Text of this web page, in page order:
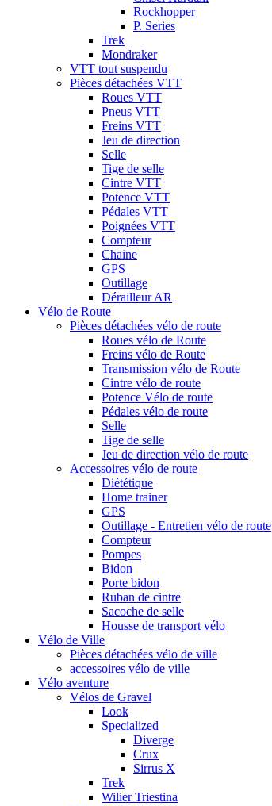
Rockhopper
P. Series
Trek
Mondraker
VTT tout suspendu
Pièces détachées VTT
Roues VTT
Pneus VTT
Freins VTT
Jeu de direction
Selle
Tige de selle
Cintre VTT
Potence VTT
Pédales VTT
Poignées VTT
Compteur
Chaine
GPS
Outillage
Dérailleur AR
Vélo de Route
Pièces détachées vélo de route
Roues vélo de Route
Freins vélo de Route
Transmission vélo de Route
Cintre vélo de route
Potence Vélo de route
Pédales vélo de route
Selle
Tige de selle
Jeu de direction vélo de route
Accessoires vélo de route
Diététique
Home trainer
GPS
Outillage - Entretien vélo de route
Compteur
Pompes
Bidon
Porte bidon
Ruban de cintre
Sacoche de selle
Housse de transport vélo
Vélo de Ville
Pièces détachées vélo de ville
accessoires vélo de ville
Vélo aventure
Vélos de Gravel
Look
Specialized
Diverge
Crux
Sirrus X
Trek
Wilier Triestina